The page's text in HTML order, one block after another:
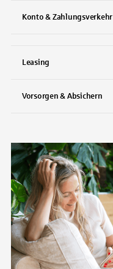
Konto & Zahlungsverkehr
Leasing
Vorsorgen & Absichern